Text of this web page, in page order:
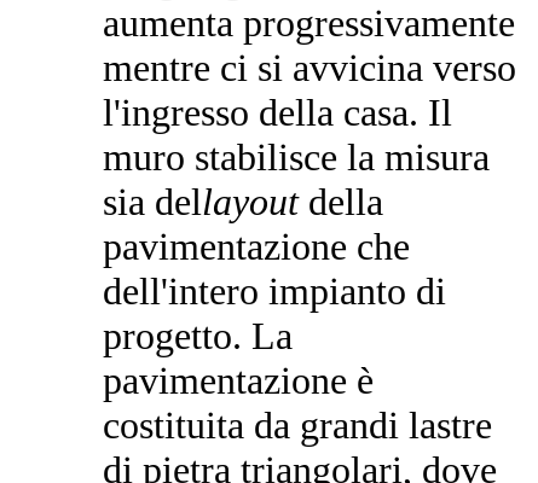
aumenta progressivamente
mentre ci si avvicina verso
l'ingresso della casa. Il
muro stabilisce la misura
sia dellayoutdella
pavimentazione che
dell'intero impianto di
progetto. La
pavimentazione è
costituita da grandi lastre
di pietra triangolari, dove